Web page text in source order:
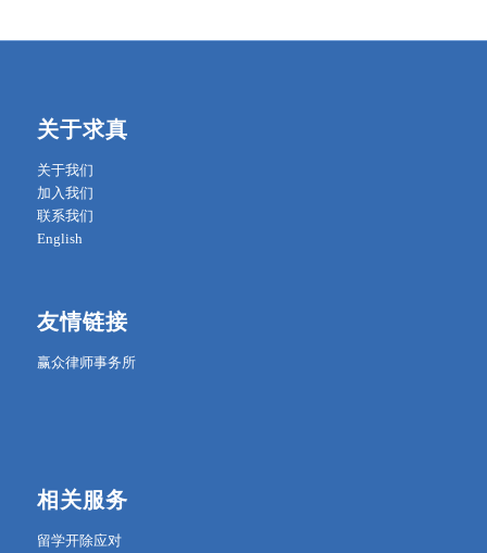
关于求真
关于我们
加入我们
联系我们
English
友情链接
赢众律师事务所
相关服务
留学开除应对